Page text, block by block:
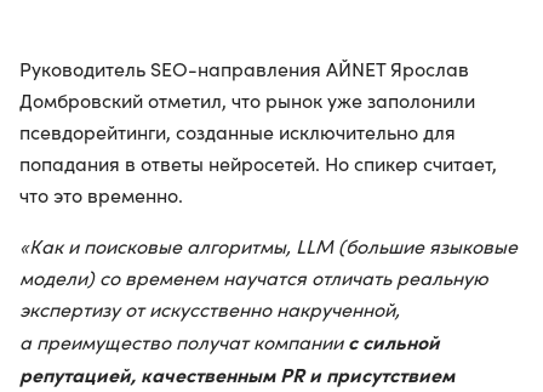
Руководитель SEO-направления АЙNET Ярослав
Домбровский отметил, что рынок уже заполонили
псевдорейтинги, созданные исключительно для
попадания в ответы нейросетей. Но спикер считает,
что это временно.
«Как и поисковые алгоритмы, LLM (большие языковые
модели) со временем научатся отличать реальную
экспертизу от искусственно накрученной,
а преимущество получат компаниис сильной
репутацией, качественным PR и присутствием